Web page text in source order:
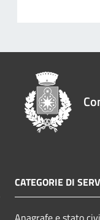
CATEGORIE DI